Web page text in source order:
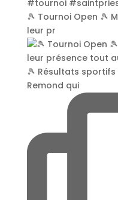
🎾 Tournoi Open 🎾
leur pr
🎾 Résultats
Remond qui